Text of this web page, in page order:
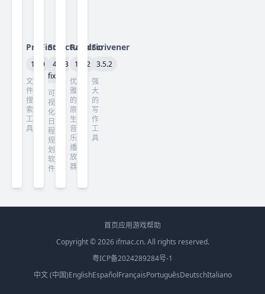
ProFind
1.40
文
件
搜
索
工
具
Structured
4.5.3
fix
可
视
化
日
程
规
划
软
件
Radiccio
1.4.2
优
雅
的
原
生
音
乐
播
放
器
Scrivener
3.5.2
强
大
的
写
作
工
具
首页应用游戏帮助
Copyright © 2026 ifmac.cn. All rights reserved.
粤ICP备2024289284号-1
中文 (中国)EnglishEspañolFrançaisPortuguêsDeutschItaliano